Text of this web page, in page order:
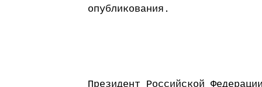
опубликования.
Президент